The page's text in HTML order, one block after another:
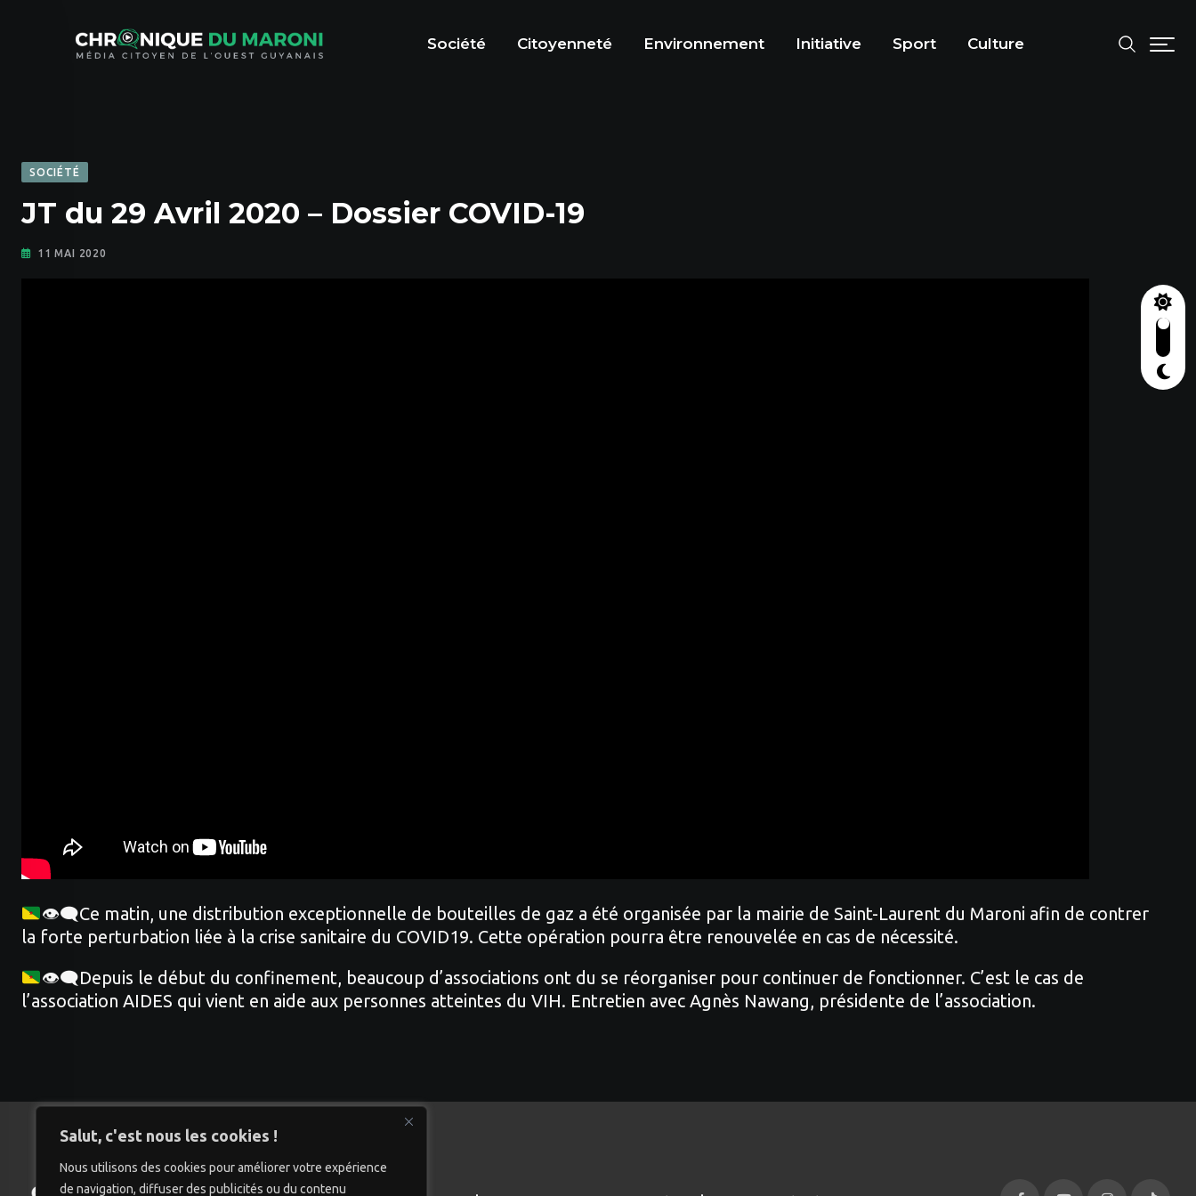
Salut, c'est nous les cookies !
Nous utilisons des cookies pour améliorer votre expérience
de navigation, diffuser des publicités ou du contenu
Société Citoyenneté Environnement Initiative Sport Culture
SOCIÉTÉ
JT du 29 Avril 2020 – Dossier COVID-19
11 MAI 2020
👁‍🗨Ce matin, une distribution exceptionnelle de bouteilles de gaz a été organisée par la mairie de Saint-Laurent du Maroni afin de contrer
la forte perturbation liée à la crise sanitaire du COVID19. Cette opération pourra être renouvelée en cas de nécessité.
👁‍🗨Depuis le début du confinement, beaucoup d’associations ont du se réorganiser pour continuer de fonctionner. C’est le cas de
l’association AIDES qui vient en aide aux personnes atteintes du VIH. Entretien avec Agnès Nawang, présidente de l’association.